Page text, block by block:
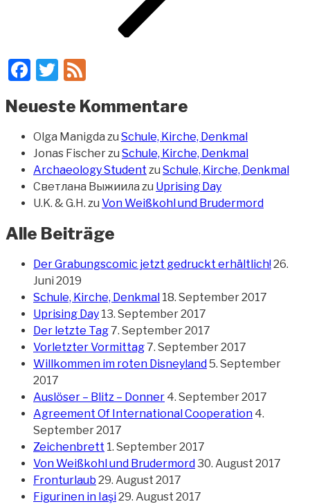
Facebook
Twitter
Neueste Kommentare
Olga Manigda zu Schule, Kirche, Denkmal
Jonas Fischerzu Schule, Kirche, Denkmal
Archaeology Student zu Schule, Kirche, Denkmal
Светлана Выжиила zu Uprising Day
U.K. & G.H. zu Von Weißkohl und Brudermord
Alle Beiträge
Der Grabungscomic jetzt gedruckt erhältlich!26.
Juni 2019
Schule, Kirche, Denkmal 18. September 2017
Uprising Day 13. September 2017
Der letzte Tag7. September 2017
Vorletzter Vormittag7. September 2017
Willkommen im roten Disneyland5. September
2017
Auslöser – Blitz – Donner 4. September 2017
Agreement Of International Cooperation 4.
September 2017
Zeichenbrett 1. September 2017
Von Weißkohl und Brudermord30. August 2017
Fronturlaub 29. August 2017
Figurinen in Iaşi29. August 2017